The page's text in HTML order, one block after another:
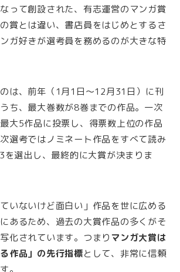
って創設された、有志運営のマンガ賞
賞とは違い、書店員をはじめとするさ
ガ好きが選考員を務めるのが大きな特
は、前年（1月1日〜12月31日）に刊
ち、最大巻数が8巻までの作品。一次
大5作品に投票し、得票数上位の作品
選考ではノミネート作品をすべて読み
を選出し、最終的に大賞が決まりま
いないけど面白い」作品を世に広める
あるため、過去の大賞作品の多くがそ
化されています。つまり マンガ大賞は
作品」の先行指標として、非常に信頼
。